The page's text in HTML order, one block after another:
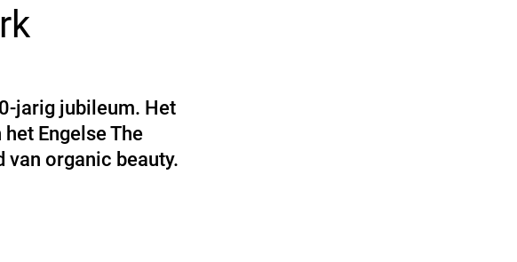
jarig jubileum. Het
Engelse The
van organic beauty.